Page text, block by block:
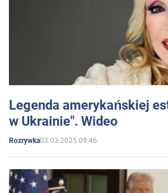
Legenda amerykańskiej
w Ukrainie". Wideo
Rozrywka03.03.2025 09:46